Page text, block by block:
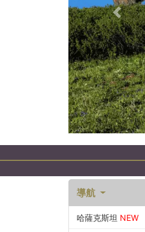
以前的
導航
哈薩克斯坦 NEW